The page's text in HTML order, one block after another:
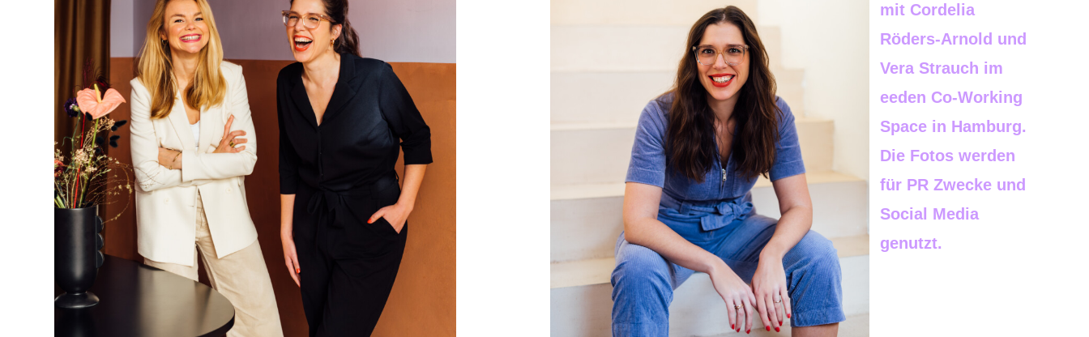
mit Cordelia
Röders-Arnold und
Vera Strauch im
eeden Co-Working
Space in Hamburg.
Die Fotos werden
für PR Zwecke und
Social Media
genutzt.